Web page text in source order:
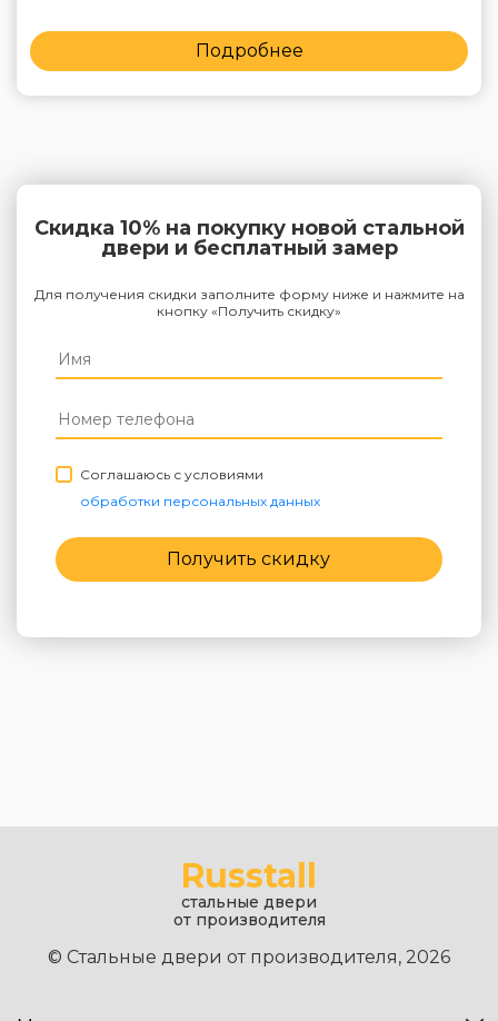
Подробнее
Скидка 10% на покупку новой стальной
двери и бесплатный замер
Для получения скидки заполните форму ниже и нажмите на
кнопку «Получить скидку»
Соглашаюсь с условиями
обработки персональных данных
Получить скидку
Russtall
стальные двери
от производителя
© Стальные двери от производителя, 2026